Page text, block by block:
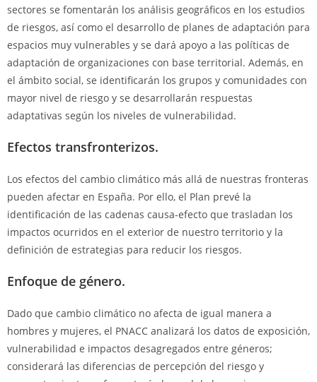
sectores se fomentarán los análisis geográficos en los estudios
de riesgos, así como el desarrollo de planes de adaptación para
espacios muy vulnerables y se dará apoyo a las políticas de
adaptación de organizaciones con base territorial. Además, en
el ámbito social, se identificarán los grupos y comunidades con
mayor nivel de riesgo y se desarrollarán respuestas
adaptativas según los niveles de vulnerabilidad.
Efectos transfronterizos.
Los efectos del cambio climático más allá de nuestras fronteras
pueden afectar en España. Por ello, el Plan prevé la
identificación de las cadenas causa-efecto que trasladan los
impactos ocurridos en el exterior de nuestro territorio y la
definición de estrategias para reducir los riesgos.
Enfoque de género.
Dado que cambio climático no afecta de igual manera a
hombres y mujeres, el PNACC analizará los datos de exposición,
vulnerabilidad e impactos desagregados entre géneros;
considerará las diferencias de percepción del riesgo y